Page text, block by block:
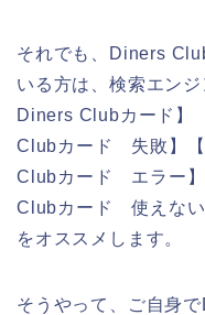
それでも、Diners
いる方は、検索エン
Diners Clubカード】
Clubカード 失敗】【
Clubカード エラー】
Clubカード 使えない
をオススメします。
そうやって、ご自身